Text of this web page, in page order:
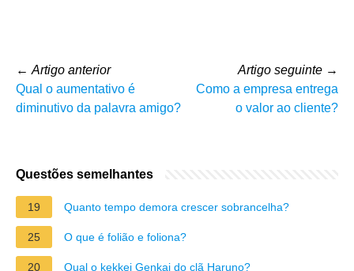
← Artigo anterior
Qual o aumentativo é
diminutivo da palavra amigo?
Artigo seguinte →
Como a empresa entrega
o valor ao cliente?
Questões semelhantes
19 Quanto tempo demora crescer sobrancelha?
25 O que é folião e foliona?
20 Qual o kekkei Genkai do clã Haruno?